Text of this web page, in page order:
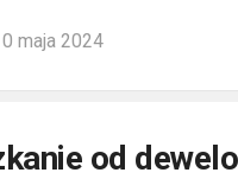
maja 2024
od